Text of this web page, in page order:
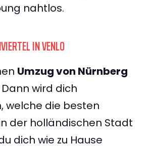
nahtlos.
IN VENLO
Umzug von Nürnberg
Dann wird dich
welche die besten
der holländischen Stadt
dich wie zu Hause